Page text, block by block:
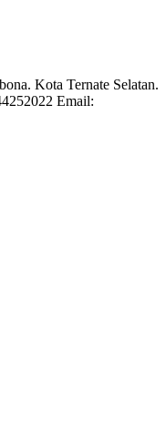
Kota Ternate Selatan.
Email: